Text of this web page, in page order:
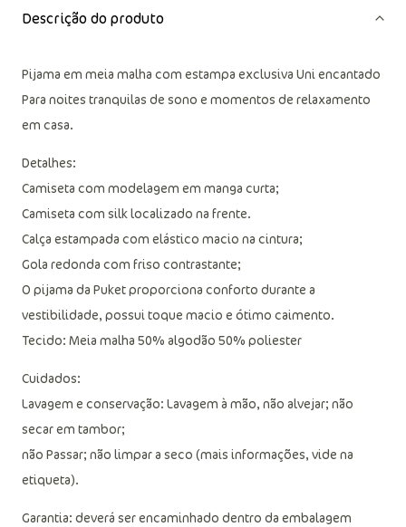
Pijama em meia malha com estampa exclusiva Uni encantado
Para noites tranquilas de sono e momentos de relaxamento
em casa.
Detalhes:
Camiseta com modelagem em manga curta;
Camiseta com silk localizado na frente.
Calça estampada com elástico macio na cintura;
Gola redonda com friso contrastante;
O pijama da Puket proporciona conforto durante a
vestibilidade, possui toque macio e ótimo caimento.
Tecido: Meia malha 50% algodão 50% poliester
Cuidados:
Lavagem e conservação: Lavagem à mão, não alvejar; não
secar em tambor;
não Passar; não limpar a seco (mais informações, vide na
etiqueta).